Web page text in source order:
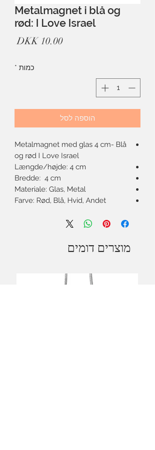
Metalmagnet i blå og
rød: I Love Israel
כמות *
הוספה לסל
Metalmagnet med glas 4 cm- Blå
og rød I Love Israel
Længde/højde: 4 cm
Bredde: 4 cm
Materiale: Glas, Metal
Farve: Rød, Blå, Hvid, Andet
מוצרים דומים